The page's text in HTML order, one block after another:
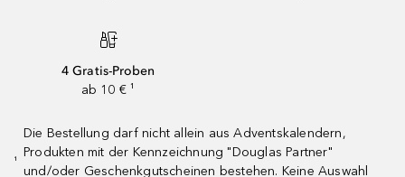
4 Gratis-Proben
ab 10 € ¹
¹
Die Bestellung darf nicht allein aus Adventskalendern,
Produkten mit der Kennzeichnung "Douglas Partner"
und/oder Geschenkgutscheinen bestehen. Keine Auswahl